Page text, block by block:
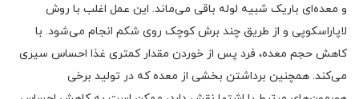
و معده‌ای باریک شبیه لوله باقی می‌ماند. این عمل اغلب با روش
لاپاراسکوپی و از طریق چند برش کوچک روی شکم انجام می‌شود. با
کاهش حجم معده، فرد پس از خوردن مقدار کمتری غذا احساس سیری
می‌کند. همچنین برداشتن بخشی از معده که در تولید برخی